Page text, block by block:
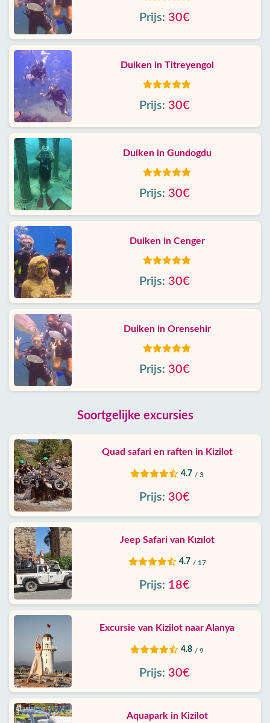
Prijs: 30€
Duiken in Titreyengol
Prijs: 30€
Duiken in Gundogdu
Prijs: 30€
Duiken in Cenger
Prijs: 30€
Duiken in Orensehir
Prijs: 30€
Soortgelijke excursies
Quad safari en raften in Kizilot
4.7 / 3
Prijs: 30€
Jeep Safari van Kızılot
4.7 / 17
Prijs: 18€
Excursie van Kizilot naar Alanya
4.8 / 9
Prijs: 30€
Aquapark in Kizilot